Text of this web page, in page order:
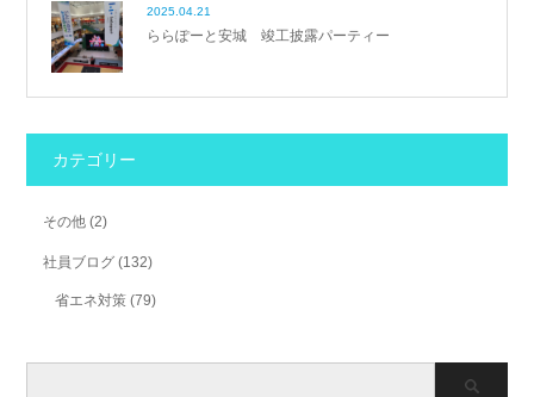
2025.04.21
ららぽーと安城 竣工披露パーティー
カテゴリー
その他 (2)
社員ブログ (132)
省エネ対策 (79)